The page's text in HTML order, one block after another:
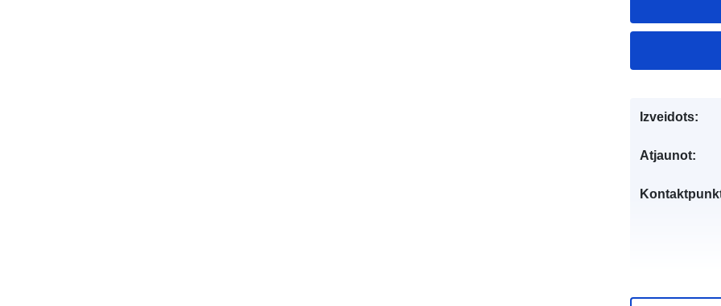
Izveidots:
Atjaunot: